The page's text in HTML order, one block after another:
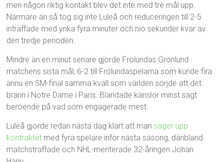
men någon riktig kontakt blev det inte med tre mål upp.
Närmare än så tog sig inte Luleå och reduceringen till 2-5
inträffade med ynka fyra minuter och nio sekunder kvar av
den tredje perioden.
Mindre än en minut senare gjorde Frölundas Grönlund
matchens sista mål, 6-2 till Frölundaspelarna som kunde fira
ännu en SM-final samma kväll som världen sörjde att det
brann i Notre Dame i Paris. Blandade känslor minst sagt
beroende på vad som engagerade mest.
Luleå gjorde redan nästa dag klart att man säger upp
kontraktet med fyra spelare inför nästa säsong, däribland
matchstraffade och NHL-meriterade 32-åringen Johan